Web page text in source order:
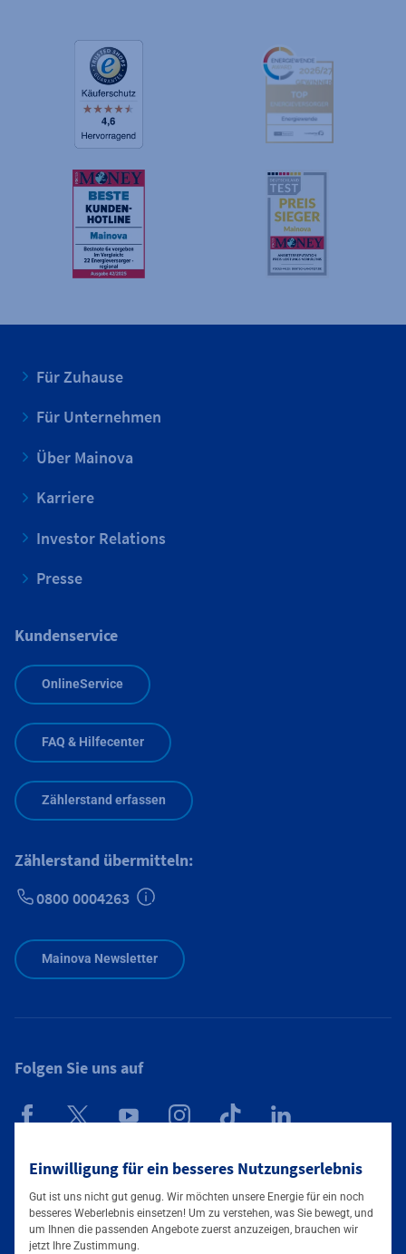
Einwilligung für ein besseres Nutzungserlebnis
Gut ist uns nicht gut genug. Wir möchten unsere Energie für ein noch
besseres Weberlebnis einsetzen! Um zu verstehen, was Sie bewegt, und
um Ihnen die passenden Angebote zuerst anzuzeigen, brauchen wir
jetzt Ihre Zustimmung.
Für Zuhause
Für Unternehmen
Über Mainova
Karriere
Investor Relations
Presse
Kundenservice
OnlineService
FAQ & Hilfecenter
Zählerstand erfassen
Zählerstand übermitteln:
0800 0004263
Mainova Newsletter
Folgen Sie uns auf
Mainova App